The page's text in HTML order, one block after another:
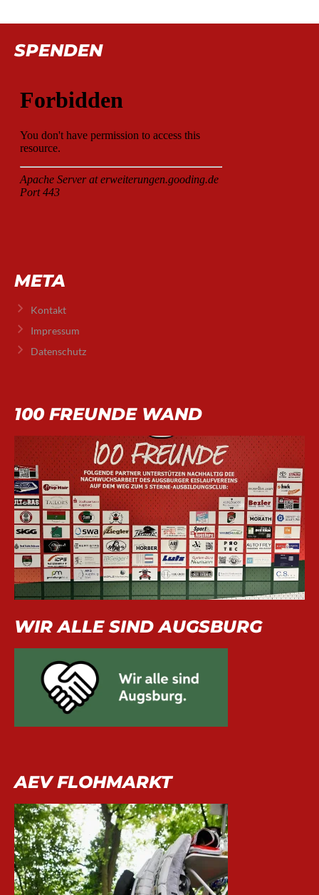
SPENDEN
META
Kontakt
Impressum
Datenschutz
100 FREUNDE WAND
WIR ALLE SIND AUGSBURG
AEV FLOHMARKT